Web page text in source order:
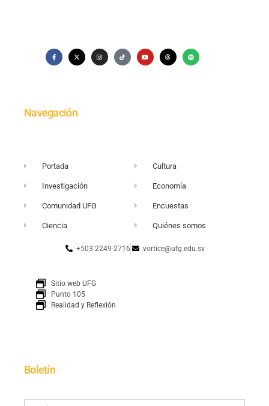
Navegación
Portada
Investigación
Comunidad UFG
Ciencia
Cultura
Economía
Encuestas
Quiénes somos
+503 2249-2716 vortice@ufg.edu.sv
Sitio web UFG
Punto 105
Realidad y Reflexión
Boletín